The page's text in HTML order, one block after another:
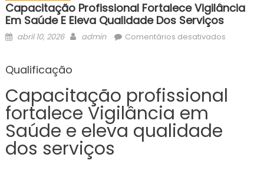
Capacitação Profissional Fortalece Vigilância
Em Saúde E Eleva Qualidade Dos Serviços
Posted
abril 10, 2026 Author
admin Comentários desativadosem
Vigilância
em
Qualificação
Capacitação profissional
fortalece Vigilância em
Saúde e eleva qualidade
dos serviços